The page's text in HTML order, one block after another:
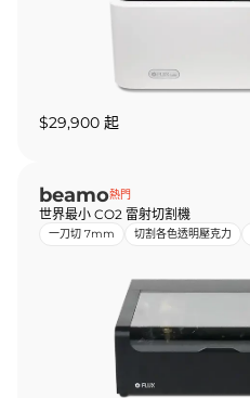
$29,900 起
beamo熱門
世界最小 CO2 雷射切割機
一刀切 7mm 切割各色透明壓克力